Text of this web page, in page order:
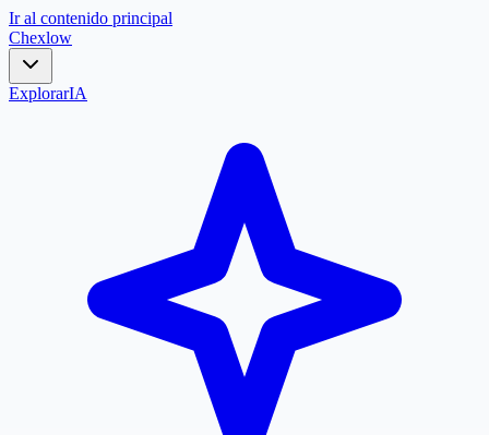
Ir al contenido principal
Chexlow
ExplorarIA